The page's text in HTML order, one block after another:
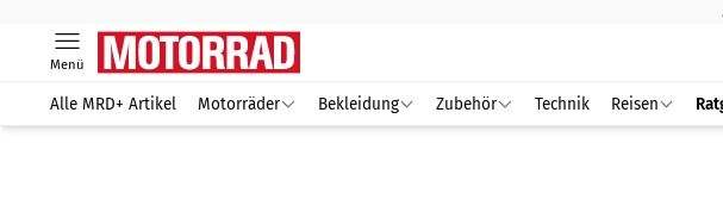
Menü
Alle MRD+ Artikel Motorräder Bekleidung Zubehör Technik Reisen